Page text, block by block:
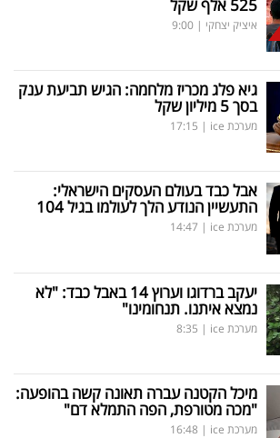
525 אלף שקל
איציק יצחקי |
9:00
גיא פלג מכריז מלחמה: הגיש תביעת ענק
בסך 5 מיליון שקל
מערכת ice |
17:15
אבל כבד בעולם העסקים הישראלי:
התעשיין הנודע הלך לעולמו בגיל 104
מערכת ice |
14:47
יעקב ברדוגו וערוץ 14 באבל כבד: "לא
נמצא איתנו. תנחומינו"
מערכת ice |
8:35
מיכל הקטנה עברה תאונה קשה בהופעה:
"מכה מטורפת, הפה התמלא דם"
מערכת ice |
16:48